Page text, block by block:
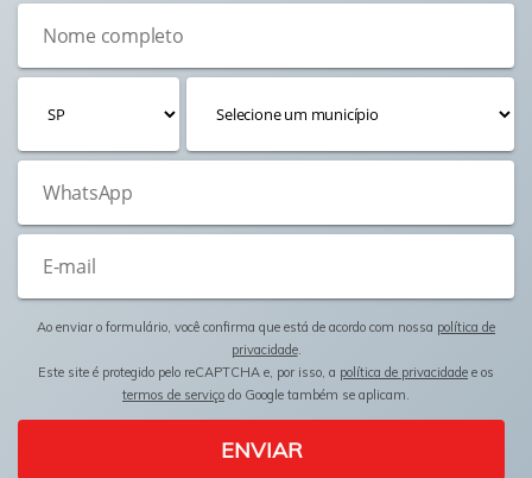
Ao enviar o formulário, você confirma que está de acordo com nossa política de
privacidade.
Este site é protegido pelo reCAPTCHA e, por isso, a política de privacidade e os
termos de serviço do Google também se aplicam.
ENVIAR